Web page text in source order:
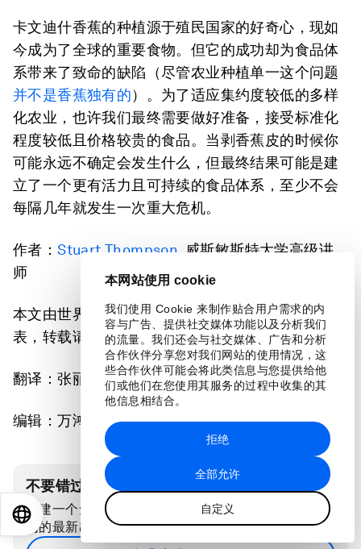
本网站使用 cookie
我们使用 Cookie 来制作贴合用户需求的内
容与广告、提供社交媒体功能以及分析我们
的流量。我们还会与社交媒体、广告和分析
合作伙伴分享您对我们网站的使用情况，这
些合作伙伴可能会将此类信息与您提供给他
们或他们在您使用其服务的过程中收集的其
他信息相结合。
全部允许
自定义
拒绝
卡文迪什香蕉的种植源于殖民国家的好奇心，现如
今成为了全球的重要食物。但它的成功却为食品体
系带来了致命的缺陷（尽管农业种植单一这个问题
并不是香蕉独有的）。为了适应集约度较低的多样
化农业，也许我们最终需要做好准备，接受标准化
程度较低且价格较贵的食品。当剥香蕉皮的时候你
可能永远不确定会发生什么，但最终结果可能是建
立了一个更有活力且可持续的食品体系，至少不会
每隔几年就发生一次重大危机。
作者：Stuart Thompson , 威斯敏斯特大学高级讲
师
本文由世界经济论坛与The Conversation联合发
表，转载请注明来源并附上原文链接。
翻译：张丽莉
编辑：万鸿嘉
不要错过关于此主题的更新
创建一个免费账户，在您的个性化内容合集中查看我
们的最新出版物和分析。
EN